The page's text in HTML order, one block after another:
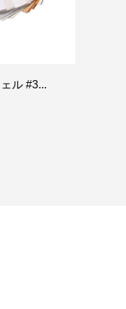
ル #3...